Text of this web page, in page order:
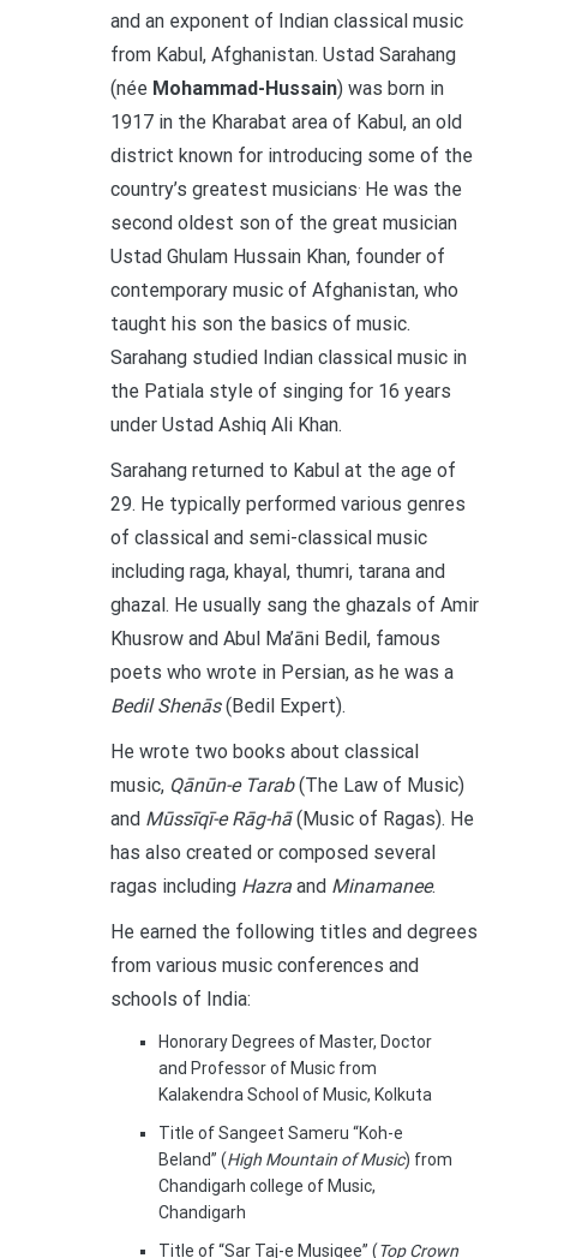
and an exponent of Indian classical music
from Kabul, Afghanistan. Ustad Sarahang
(née Mohammad-Hussain) was born in
1917 in the Kharabat area of Kabul, an old
district known for introducing some of the
country’s greatest musicians. He was the
second oldest son of the great musician
Ustad Ghulam Hussain Khan, founder of
contemporary music of Afghanistan, who
taught his son the basics of music.
Sarahang studied Indian classical music in
the Patiala style of singing for 16 years
under Ustad Ashiq Ali Khan.
Sarahang returned to Kabul at the age of
29. He typically performed various genres
of classical and semi-classical music
including raga, khayal, thumri, tarana and
ghazal. He usually sang the ghazals of Amir
Khusrow and Abul Ma’āni Bedil, famous
poets who wrote in Persian, as he was a
Bedil Shenās(Bedil Expert).
He wrote two books about classical
music, Qānūn-e Tarab(The Law of Music)
and Mūssīqī-e Rāg-hā(Music of Ragas). He
has also created or composed several
ragas including Hazra and Minamanee.
He earned the following titles and degrees
from various music conferences and
schools of India:
Honorary Degrees of Master, Doctor
and Professor of Music from
Kalakendra School of Music, Kolkuta
Title of Sangeet Sameru “Koh-e
Beland” (High Mountain of Music) from
Chandigarh college of Music,
Chandigarh
Title of “Sar Taj-e Musiqee” (Top Crown